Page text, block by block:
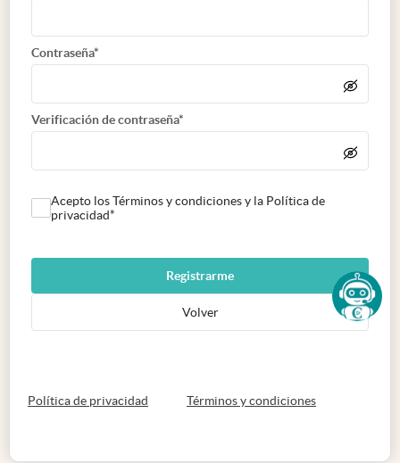
Contraseña*
Verificación de contraseña*
Acepto los Términos y condiciones y la Política de
privacidad*
Registrarme
Volver
Política de privacidad abre en nueva pestaña
Términos y condicionesabre en nueva